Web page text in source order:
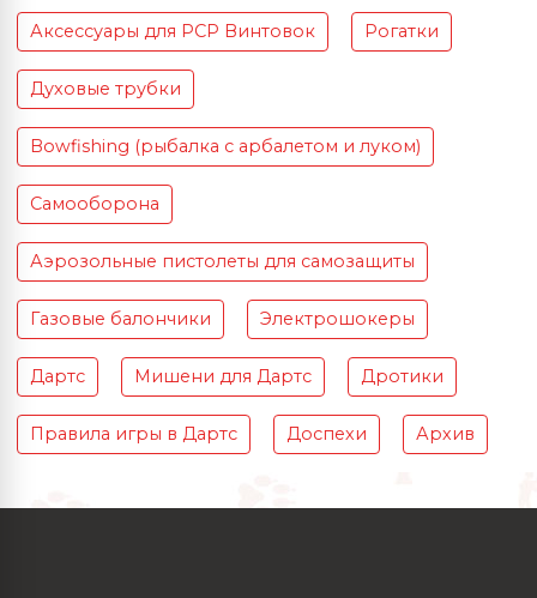
Аксессуары для PCP Винтовок Рогатки
Духовые трубки
Bowfishing (рыбалка с арбалетом и луком)
Самооборона
Аэрозольные пистолеты для самозащиты
Газовые балончики Электрошокеры
Дартс Мишени для Дартс Дротики
Правила игры в Дартс Доспехи Архив